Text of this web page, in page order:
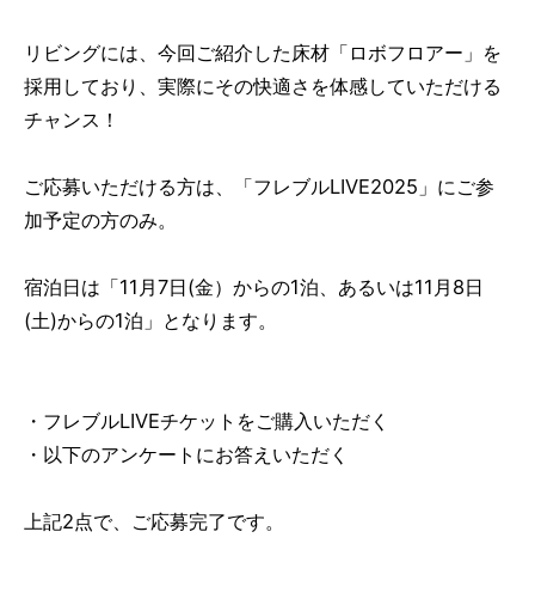
リビングには、今回ご紹介した床材「ロボフロアー」を
採用しており、実際にその快適さを体感していただける
チャンス！
ご応募いただける方は、「フレブルLIVE2025」にご参
加予定の方のみ。
宿泊日は「11月7日(金）からの1泊、あるいは11月8日
(土)からの1泊」となります。
・フレブルLIVEチケットをご購入いただく
・以下のアンケートにお答えいただく
上記2点で、ご応募完了です。